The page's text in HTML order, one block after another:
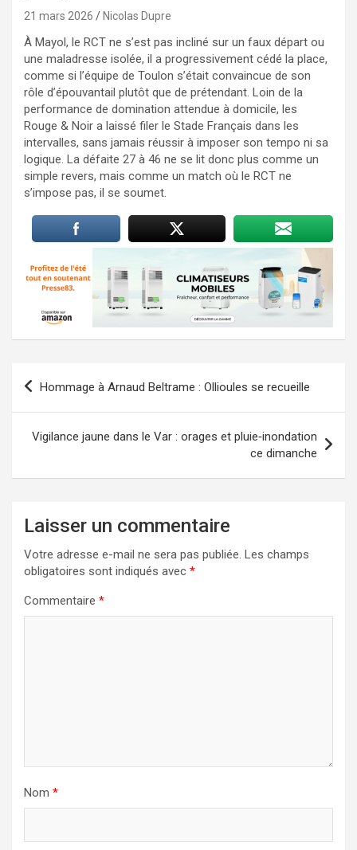
21 mars 2026 Nicolas Dupre
À Mayol, le RCT ne s’est pas incliné sur un faux départ ou
une maladresse isolée, il a progressivement cédé la place,
comme si l’équipe de Toulon s’était convaincue de son
rôle d’épouvantail plutôt que de prétendant. Loin de la
performance de domination attendue à domicile, les
Rouge & Noir a laissé filer le Stade Français dans les
intervalles, sans jamais réussir à imposer son tempo ni sa
logique. La défaite 27 à 46 ne se lit donc plus comme un
simple revers, mais comme un match où le RCT ne
s’impose pas, il se soumet.
Navigation
Hommage à Arnaud Beltrame : Ollioules se recueille
Vigilance jaune dans le Var : orages et pluie‑inondation
ce dimanche
Laisser un commentaire
Votre adresse e-mail ne sera pas publiée. Les champs
obligatoires sont indiqués avec *
Commentaire *
Nom *